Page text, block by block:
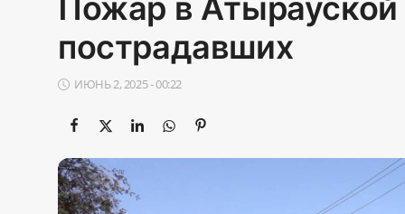
Наши контакты
Политика
Галерея
Экономика
Пожар в Атырауской
пострадавших
ИЮНЬ 2, 2025 - 00:22